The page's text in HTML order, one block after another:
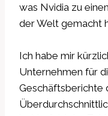
was Nvidia zu
der Welt gemacht
Ich habe mir
Unternehmen für
Geschäftsberichte